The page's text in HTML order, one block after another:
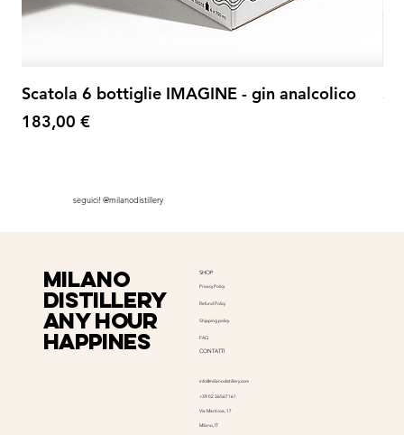
Scatola 6 bottiglie IMAGINE - gin analcolico
Prezzo
183,00 €
seguici! @milanodistillery
milano
distillery
Any hour
happines
SHOP
Privacy Policy
Refund Policy
Shipping policy
FAQ
CONTATTI
info@milanodistillery.com
+39 02 36567161
Via Mantova, 17
Milano, IT